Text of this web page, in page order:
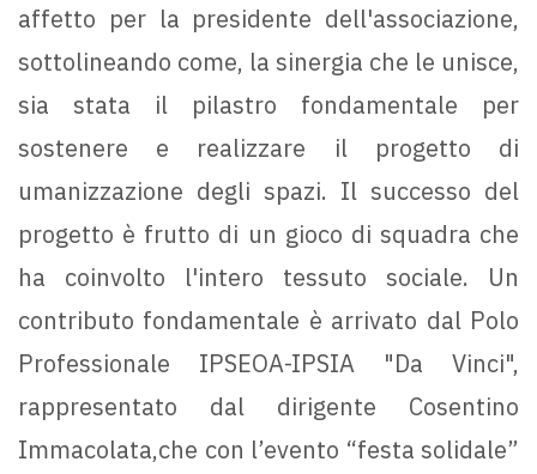
affetto per la presidente dell'associazione,
sottolineando come, la sinergia che le unisce,
sia stata il pilastro fondamentale per
sostenere e realizzare il progetto di
umanizzazione degli spazi. Il successo del
progetto è frutto di un gioco di squadra che
ha coinvolto l'intero tessuto sociale. Un
contributo fondamentale è arrivato dal Polo
Professionale IPSEOA-IPSIA "Da Vinci",
rappresentato dal dirigente Cosentino
Immacolata,che con l’evento “festa solidale”